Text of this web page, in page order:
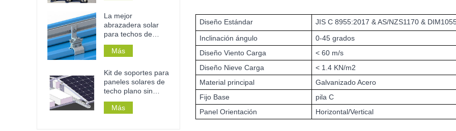
Diseño Estándar
JIS C 8955:2017 & AS/NZS1170 &
Inclinación ángulo
0-45 grados
Diseño Viento Carga
< 60 m/s
Diseño Nieve Carga
< 1.4 KN/m2
Material principal
Galvanizado Acero
Fijo Base
pila C
Panel Orientación
Horizontal/Vertical
doméstico o
comercial.
La mejor
abrazadera solar
para techos de
chapa con juntas
engatilladas.
Más
Kit de soportes para
paneles solares de
techo plano sin
perforaciones y
lastre para techos.
Más